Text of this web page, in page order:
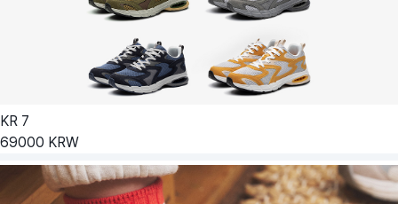
KR 7
69000 KRW